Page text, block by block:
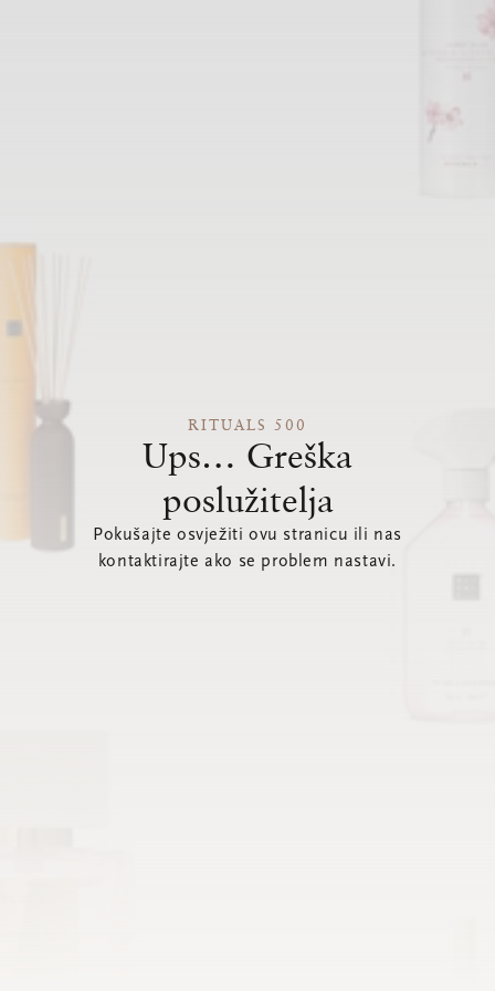
RITUALS 500
Ups… Greška
poslužitelja
Pokušajte osvježiti ovu stranicu ili nas
kontaktirajte ako se problem nastavi.